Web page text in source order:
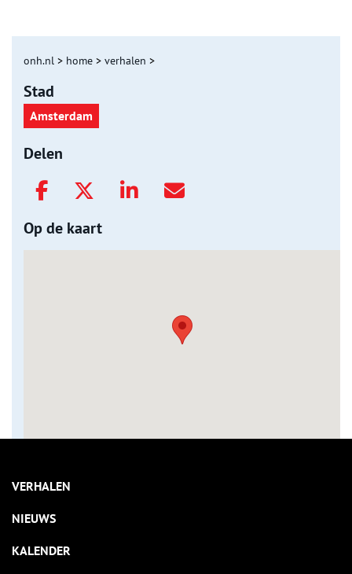
onh.nl > home > verhalen >
Stad
Amsterdam
Delen
Op de kaart
VERHALEN
NIEUWS
KALENDER